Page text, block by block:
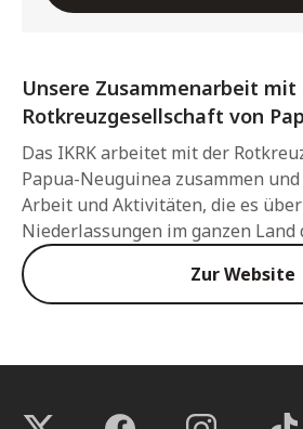
Unsere Zusammenarbeit mit
Rotkreuzgesellschaft von
Das IKRK arbeitet mit der
Papua-Neuguinea zusammen
Arbeit und Aktivitäten, die es
Niederlassungen im ganzen
Zur Website